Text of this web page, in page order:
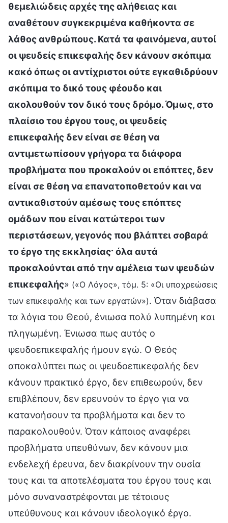
θεμελιώδεις αρχές της αλήθειας και
αναθέτουν συγκεκριμένα καθήκοντα σε
λάθος ανθρώπους. Κατά τα φαινόμενα, αυτοί
οι ψευδείς επικεφαλής δεν κάνουν σκόπιμα
κακό όπως οι αντίχριστοι ούτε εγκαθιδρύουν
σκόπιμα το δικό τους φέουδο και
ακολουθούν τον δικό τους δρόμο. Όμως, στο
πλαίσιο του έργου τους, οι ψευδείς
επικεφαλής δεν είναι σε θέση να
αντιμετωπίσουν γρήγορα τα διάφορα
προβλήματα που προκαλούν οι επόπτες, δεν
είναι σε θέση να επανατοποθετούν και να
αντικαθιστούν αμέσως τους επόπτες
ομάδων που είναι κατώτεροι των
περιστάσεων, γεγονός που βλάπτει σοβαρά
το έργο της εκκλησίας· όλα αυτά
προκαλούνται από την αμέλεια των ψευδών
επικεφαλής» («Ο Λόγος», τόμ. 5: «Οι υποχρεώσεις
των επικεφαλής και των εργατών»). Όταν διάβασα
τα λόγια του Θεού, ένιωσα πολύ λυπημένη και
πληγωμένη. Ένιωσα πως αυτός ο
ψευδοεπικεφαλής ήμουν εγώ. Ο Θεός
αποκαλύπτει πως οι ψευδοεπικεφαλής δεν
κάνουν πρακτικό έργο, δεν επιθεωρούν, δεν
επιβλέπουν, δεν ερευνούν το έργο για να
κατανοήσουν τα προβλήματα και δεν το
παρακολουθούν. Όταν κάποιος αναφέρει
προβλήματα υπευθύνων, δεν κάνουν μια
ενδελεχή έρευνα, δεν διακρίνουν την ουσία
τους και τα αποτελέσματα του έργου τους και
μόνο συναναστρέφονται με τέτοιους
υπεύθυνους και κάνουν ιδεολογικό έργο.